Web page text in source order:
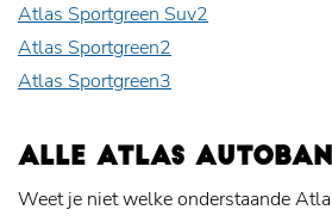
Atlas Sportgreen Suv2
Atlas Sportgreen2
Atlas Sportgreen3
ALLE ATLAS
Weet je niet welke onderstaande